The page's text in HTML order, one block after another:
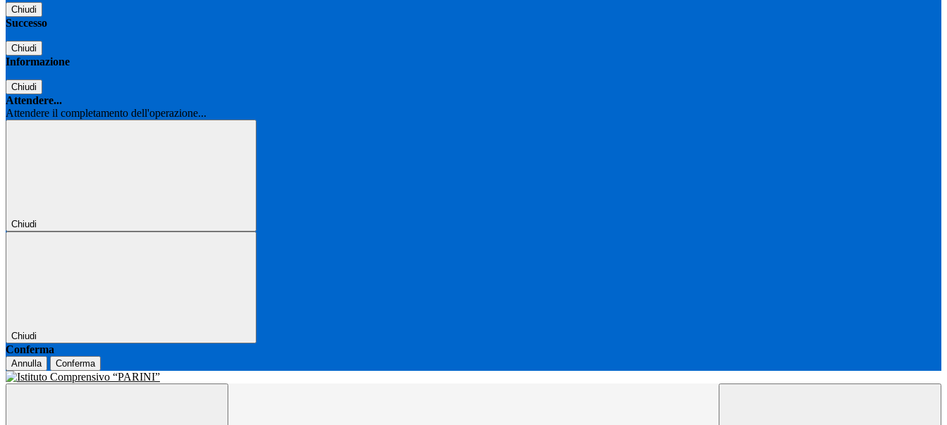
Chiudi
Successo
Chiudi
Informazione
Chiudi
Attendere...
Attendere il completamento dell'operazione...
Chiudi
Chiudi
Conferma
Annulla Conferma